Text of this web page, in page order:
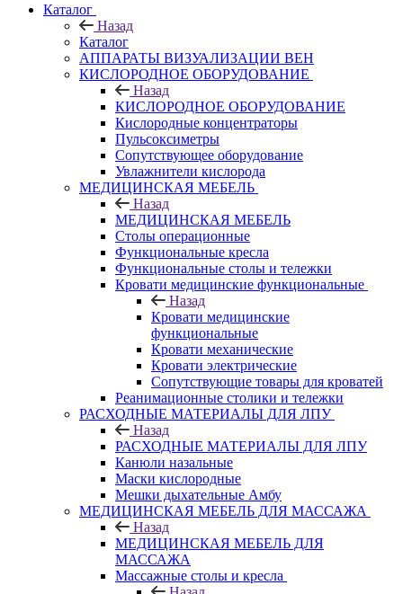
Каталог
Назад
Каталог
АППАРАТЫ ВИЗУАЛИЗАЦИИ ВЕН
КИСЛОРОДНОЕ ОБОРУДОВАНИЕ
Назад
КИСЛОРОДНОЕ ОБОРУДОВАНИЕ
Кислородные концентраторы
Пульсоксиметры
Сопутствующее оборудование
Увлажнители кислорода
МЕДИЦИНСКАЯ МЕБЕЛЬ
Назад
МЕДИЦИНСКАЯ МЕБЕЛЬ
Столы операционные
Функциональные кресла
Функциональные столы и тележки
Кровати медицинские функциональные
Назад
Кровати медицинские
функциональные
Кровати механические
Кровати электрические
Сопутствующие товары для кроватей
Реанимационные столики и тележки
РАСХОДНЫЕ МАТЕРИАЛЫ ДЛЯ ЛПУ
Назад
РАСХОДНЫЕ МАТЕРИАЛЫ ДЛЯ ЛПУ
Канюли назальные
Маски кислородные
Мешки дыхательные Амбу
МЕДИЦИНСКАЯ МЕБЕЛЬ ДЛЯ МАССАЖА
Назад
МЕДИЦИНСКАЯ МЕБЕЛЬ ДЛЯ
МАССАЖА
Массажные столы и кресла